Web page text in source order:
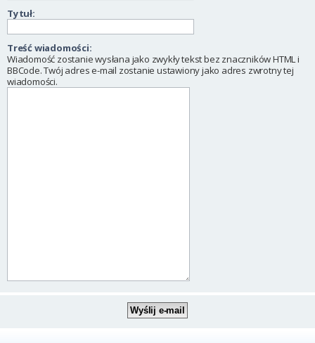
Tytuł:
Treść wiadomości:
Wiadomość zostanie wysłana jako zwykły tekst bez znaczników HTML i
BBCode. Twój adres e-mail zostanie ustawiony jako adres zwrotny tej
wiadomości.